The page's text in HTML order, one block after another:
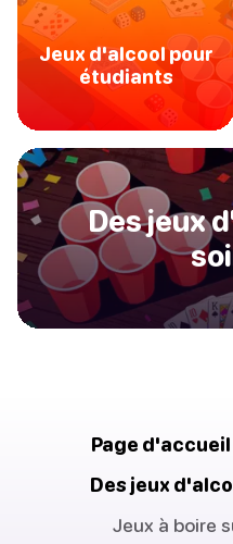
Jeux d'alcool pour
étudiants
Des jeux
Page d'accueil
Des jeux
Jeux à boire